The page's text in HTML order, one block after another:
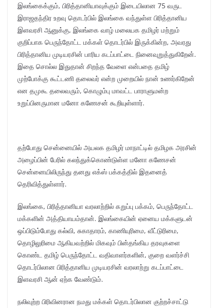
இலங்கைக்கும், பிரித்தானியாவுக்கும் இடையிலான 75 வருட
இராஜதந்திர உறவு தொடர்பில் இலங்கை வந்துள்ள பிரித்தானிய
இளவரசி ஆனுக்கு, இலங்கை வாழ் மலையக தமிழர் மற்றும்
குறிப்பாக பெருந்தோட்ட மக்கள் தொடர்பில் இருக்கின்ற, அவரது
பிரித்தானிய முடியரசின் பாரிய கடப்பாட்டை நினைவுறுத்துகிறேன்.
இதை சொல்ல இதுதான் சிறந்த வேளை என்பதை தமிழ்
முற்போக்கு கூட்டணி தலைவர் என்ற முறையில் நான் உணர்கிறேன்
என தமுகூ தலைவரும், கொழும்பு மாவட்ட பாராளுமன்ற
உறுப்பினருமான மனோ கணேசன் கூறியுள்ளார்.
தற்போது சென்னையில் அயலக தமிழர் மாநாட்டில் தமிழக அரசின்
அழைப்பின் பேரில் கலந்துக்கொண்டுள்ள மனோ கணேசன்
சென்னையிலிருந்து தனது எக்ஸ் பக்கத்தில் இதனைத்
தெரிவித்துள்ளார்.
இலங்கை, பிரித்தானியா வரலாற்றில் கறுப்பு பக்கம், பெருந்தோட்ட
மக்களின் அத்தியாயம்தான். இலங்கையின் ஏனைய மக்களுடன்
ஒப்பிடும்போது கல்வி, சுகாதாரம், காணியுரிமை, வீட்டுரிமை,
தொழிலுரிமை ஆகியவற்றில் மிகவும் பின்தங்கிய தரவுகளை
கொண்ட தமிழ் பெருந்தோட்ட வதிவாளர்களின், குறை வளர்ச்சி
தொடர்பிலான பிரித்தானிய முடியரசின் வரலாற்று கடப்பாட்டை
இளவரசி ஆன் ஏற்க வேண்டும்.
நலிவுற்ற பிரிவினரான நமது மக்கள் தொடர்பிலான குற்றச்சாட்டு